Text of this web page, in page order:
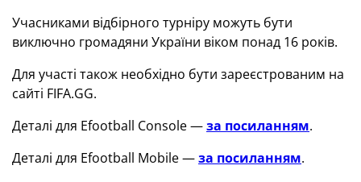
Учасниками відбірного турніру можуть бути
виключно громадяни України віком понад 16 років.
Для участі також необхідно бути зареєстрованим на
сайті FIFA.GG.
Деталі для Efootball Console —за посиланням.
Деталі для Efootball Mobile —за посиланням.